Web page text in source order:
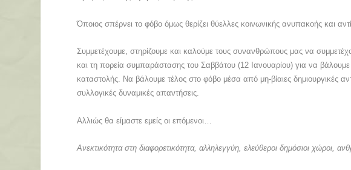
Όποιος σπέρνει το φόβο όμως θερίζει θύελλες κοινωνικής ανυπακοής και
Συμμετέχουμε, στηρίζουμε και καλούμε τους συνανθρώπους μας να
και τη πορεία συμπαράστασης του Σαββάτου (12 Ιανουαρίου) για να βάλουμε
καταστολής. Να βάλουμε τέλος στο φόβο μέσα από μη-βίαιες δημιουργικές
συλλογικές δυναμικές απαντήσεις.
Αλλιώς θα είμαστε εμείς οι επόμενοι…
Ανεκτικότητα στη διαφορετικότητα, αλληλεγγύη, ελεύθεροι δημόσιοι χώροι,